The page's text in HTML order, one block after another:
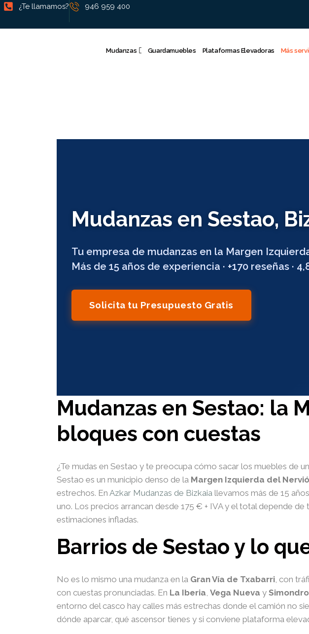
¿Te llamamos? 946 959 400
Mudanzas Guardamuebles Plataformas Elevadoras Más
Mudanzas en Sestao,
Tu empresa de mudanzas en la Margen
Más de 15 años de experiencia · +170 reseñas ·
Solicita tu Presupuesto Gratis
Mudanzas en Sestao: la
bloques con cuestas
¿Te mudas en Sestao y te preocupa cómo sacar los muebles de
Sestao es un municipio denso de la Margen Izquierda del
estrechos. En Azkar Mudanzas de Bizkaiallevamos más de 15
uno. Los precios arrancan desde 175 € + IVA y el total depende
estimaciones infladas.
Barrios de Sestao y lo
No es lo mismo una mudanza en la Gran Vía de Txabarri, con
con cuestas pronunciadas. En La Iberia, Vega Nueva y
entorno del casco hay calles más estrechas donde el camión no
dónde aparcar, qué ascensor tienes y si conviene plataforma